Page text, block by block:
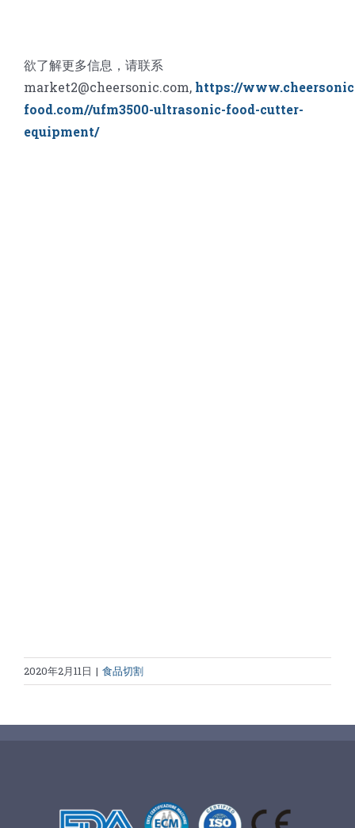
欲了解更多信息，请联系
market2@cheersonic.com, https://
food.com//ufm3500-ultrasonic-food-cutter-
equipment/
2020年2月11日 | 食品切割